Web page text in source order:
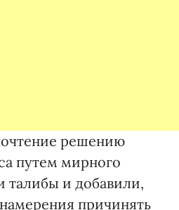
решению
путем мирного
талибы и добавили,
причинять